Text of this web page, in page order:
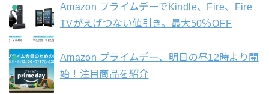
Amazon プライムデーでKindle、Fire、Fire
TVがえげつない値引き。最大50％OFF
Amazon プライムデー、明日の昼12時より開
始！注目商品を紹介